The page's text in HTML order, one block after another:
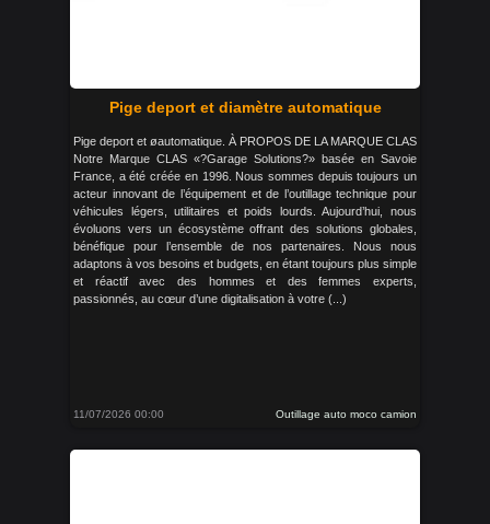
Pige deport et diamètre automatique
Pige deport et øautomatique. À PROPOS DE LA MARQUE CLAS
Notre Marque CLAS «?Garage Solutions?» basée en Savoie
France, a été créée en 1996. Nous sommes depuis toujours un
acteur innovant de l’équipement et de l’outillage technique pour
véhicules légers, utilitaires et poids lourds. Aujourd’hui, nous
évoluons vers un écosystème offrant des solutions globales,
bénéfique pour l’ensemble de nos partenaires. Nous nous
adaptons à vos besoins et budgets, en étant toujours plus simple
et réactif avec des hommes et des femmes experts,
passionnés, au cœur d’une digitalisation à votre (...)
11/07/2026 00:00 Outillage auto moco camion